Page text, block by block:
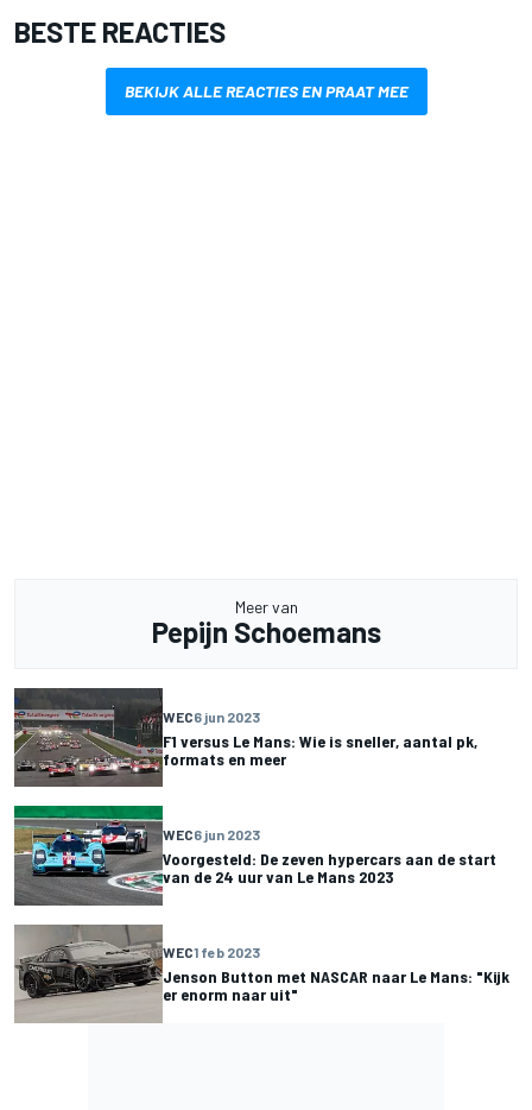
BESTE REACTIES
BEKIJK ALLE REACTIES EN PRAAT MEE
Meer van
Pepijn Schoemans
WEC6 jun 2023
F1 versus Le Mans: Wie is sneller, aantal pk,
formats en meer
WEC6 jun 2023
Voorgesteld: De zeven hypercars aan de start
van de 24 uur van Le Mans 2023
WEC1 feb 2023
Jenson Button met NASCAR naar Le Mans: "Kijk
er enorm naar uit"